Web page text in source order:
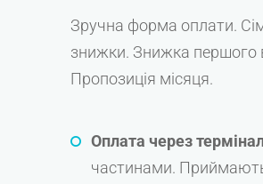
Зручна форма оплати.
знижки. Знижка першого
Пропозиція місяця.
Оплата через
частинами.